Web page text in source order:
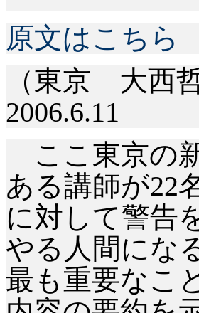
原文はこちら
（東京 大西哲
2006.6.11
ここ東京の
ある講師が22
に対して警告
やる人間にな
最も重要なこ